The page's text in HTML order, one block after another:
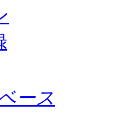
ース